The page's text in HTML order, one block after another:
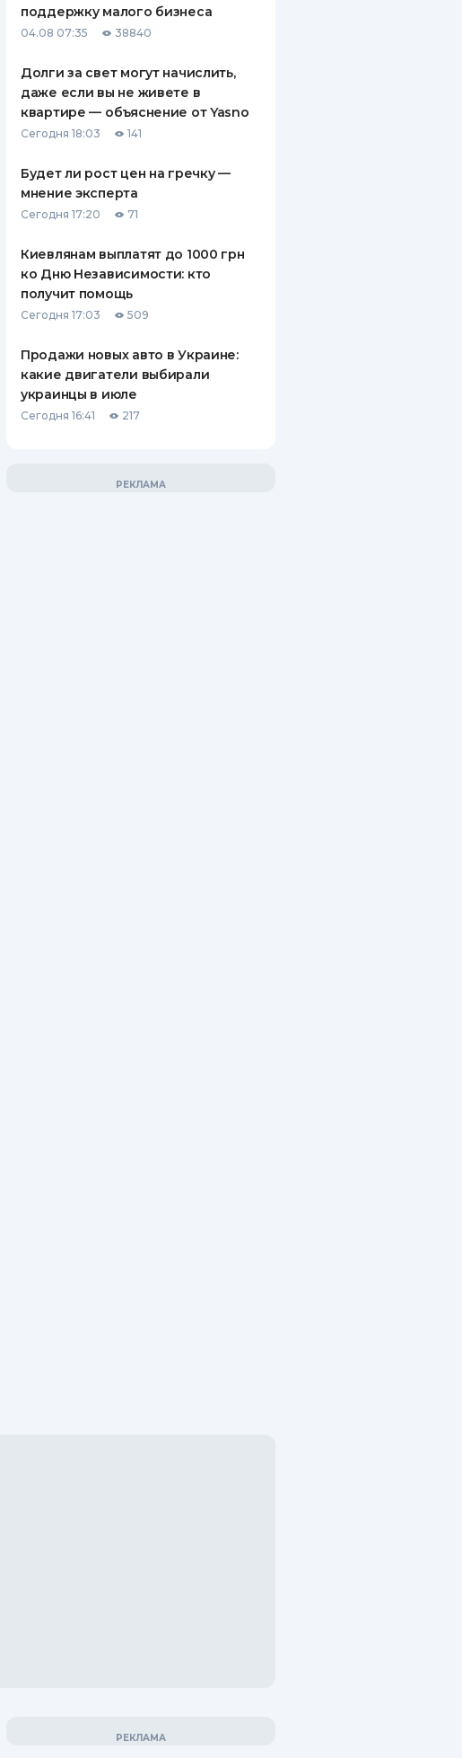
ПУТЕВОДИТЕЛИ ПО
ВСЕ СТРАХОВЫЕ ПОЛИСЫ
СТРАХОВЫЕ КОМПАНИИ
КОМПАНИЯХ
поддержку малого бизнеса
04.08 07:35 38840
Долги за свет могут начислить,
даже если вы не живете в
квартире — объяснение от Yasno
Сегодня 18:03 141
Будет ли рост цен на гречку —
мнение эксперта
Сегодня 17:20 71
Киевлянам выплатят до 1000 грн
ко Дню Независимости: кто
получит помощь
Сегодня 17:03 509
Продажи новых авто в Украине:
какие двигатели выбирали
украинцы в июле
Сегодня 16:41 217